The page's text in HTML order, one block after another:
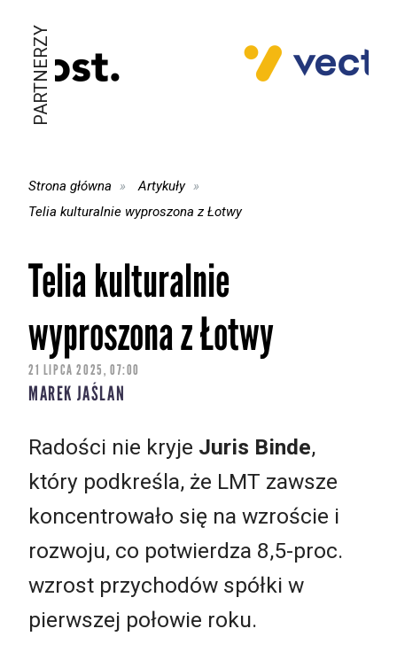
PARTNERZY
Strona główna
Artykuły
Telia kulturalnie wyproszona z Łotwy
Telia kulturalnie
wyproszona z Łotwy
21 LIPCA 2025, 07:00
MAREK JAŚLAN
Radości nie kryje Juris Binde,
który podkreśla, że LMT zawsze
koncentrowało się na wzroście i
rozwoju, co potwierdza 8,5-proc.
wzrost przychodów spółki w
pierwszej połowie roku.